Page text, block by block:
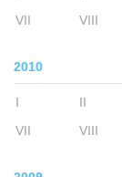
VII
VIII
2010
I II
VII
VIII